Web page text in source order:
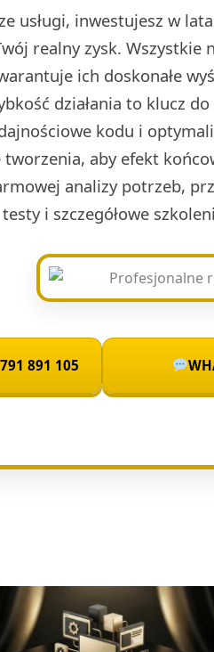
usługi, inwestujesz w
realny zysk.
ich doskonałe
działania to klucz
kodu i
aby efekt
analizy potrzeb,
testy i szczegółowe
891 105